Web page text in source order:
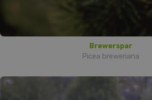
Brewerspar
Picea breweriana